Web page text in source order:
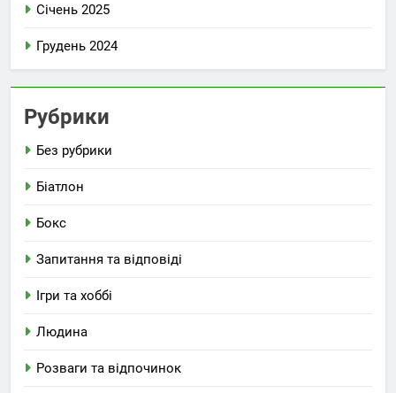
Січень 2025
Грудень 2024
Рубрики
Без рубрики
Біатлон
Бокс
Запитання та відповіді
Ігри та хоббі
Людина
Розваги та відпочинок